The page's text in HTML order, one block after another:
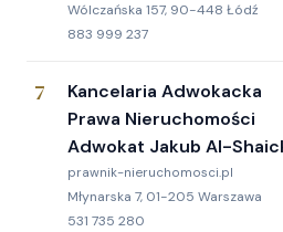
Wólczańska 157, 90-448 Łódź
883 999 237
7
Kancelaria Adwokacka
Prawa Nieruchomości
Adwokat Jakub Al-
prawnik-nieruchomosci.pl
Młynarska 7, 01-205 Warszawa
531 735 280